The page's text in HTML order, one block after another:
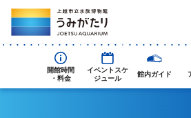
開館時間
・料金
イベントスケ
ジュール
館内ガイド